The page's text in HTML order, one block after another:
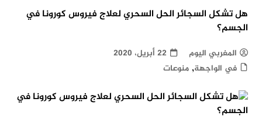
هل تشكل السجائر الحل السحري لعلاج فيروس كورونا في
الجسم؟
المغربي اليوم
22 أبريل، 2020
في الواجهة, منوعات